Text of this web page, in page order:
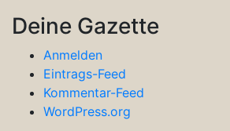
Deine Gazette
Anmelden
Eintrags-Feed
Kommentar-Feed
WordPress.org